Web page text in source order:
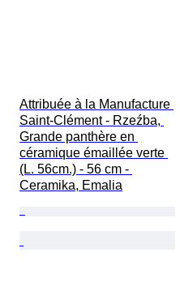
Attribuée à la Manufacture
Saint-Clément - Rzeźba,
Grande panthère en
céramique émaillée verte
(L. 56cm.) - 56 cm -
Ceramika, Emalia